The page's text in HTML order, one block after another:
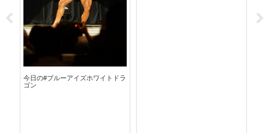
今日の#ブルーアイズホワイトドラ
ゴン